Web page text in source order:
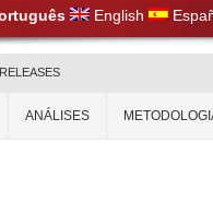
English
ANÁLISES